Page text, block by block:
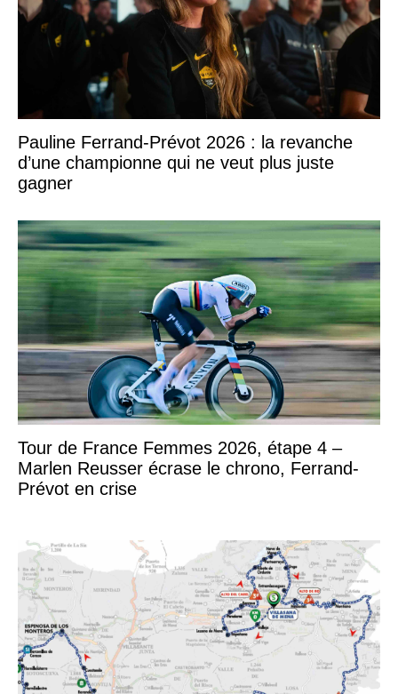
Pauline Ferrand-Prévot 2026 : la revanche
d’une championne qui ne veut plus juste
gagner
Tour de France Femmes 2026, étape 4 –
Marlen Reusser écrase le chrono, Ferrand-
Prévot en crise